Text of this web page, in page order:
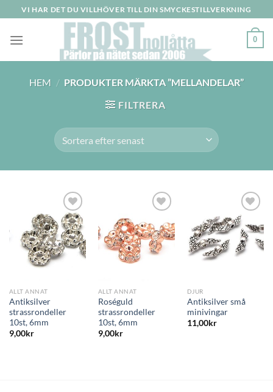
to
content
VI HAR DET DU VILLHÖVER TILL DIN SMYCKESTILLVERKNING
0
HEM / PRODUKTER MÄRKTA ”MELLANDELAR”
FILTRERA
Lägg
till i
önskelistan
ALLT ANNAT
Antiksilver
strassrondeller
10st, 6mm
9,00kr
Lägg
till i
önskelistan
ALLT ANNAT
Roséguld
strassrondeller
10st, 6mm
9,00kr
Lägg
till i
önskelistan
DJUR
Antiksilver små
minivingar
11,00kr